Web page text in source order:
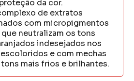
da cor.
de extratos
com micropigmentos
neutralizam os tons
indesejados nos
e com mechas
mais frios e brilhantes.